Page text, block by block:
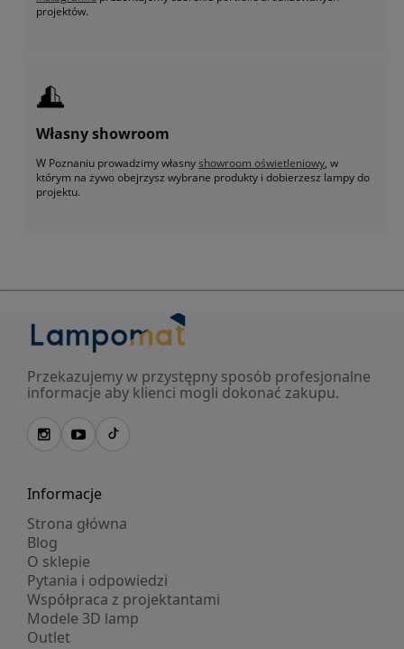
projektów.
Własny showroom
W Poznaniu prowadzimy własnyshowroom oświetleniowy, w
którym na żywo obejrzysz wybrane produkty i dobierzesz lampy do
projektu.
Przekazujemy w przystępny sposób profesjonalne
informacje aby klienci mogli dokonać zakupu.
Informacje
Strona główna
Blog
O sklepie
Pytania i odpowiedzi
Współpraca z projektantami
Modele 3D lamp
Outlet